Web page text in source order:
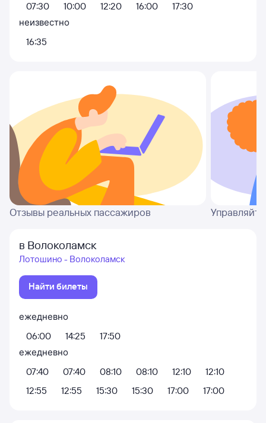
07:30
10:00 12:20 16:00
17:30
неизвестно
16:35
Отзывы реальных пассажиров
в Волоколамск
Лотошино - Волоколамск
Найти билеты
ежедневно
06:00
14:25
17:50
ежедневно
07:40
07:40 08:10 08:10 12:10
12:10
12:55
12:55 15:30 15:30 17:00 17:00